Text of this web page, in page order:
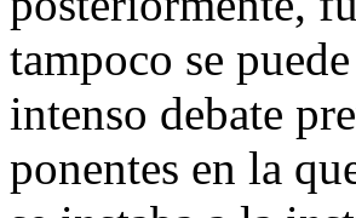
tampoco se
intenso debate
ponentes en la